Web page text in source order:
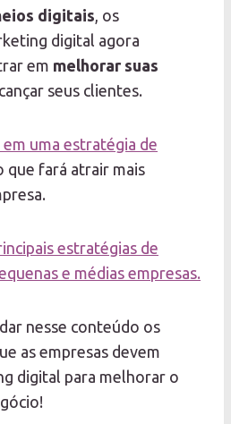
digitais , os
digital agora
em melhorar suas
seus clientes.
uma estratégia de
que fará atrair mais
estratégias de
e médias empresas.
nesse conteúdo os
as empresas devem
digital para melhorar o